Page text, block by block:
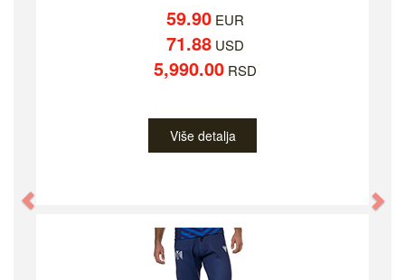
59.90EUR
71.88USD
5,990.00RSD
Više detalja